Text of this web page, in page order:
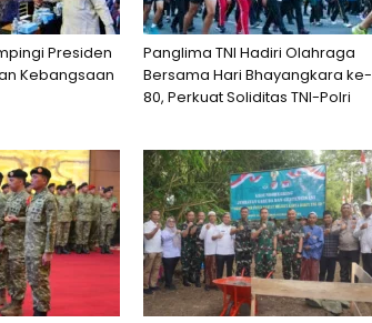
Presiden
Kebangsaan
Panglima TNI Hadiri Olahraga
Bersama Hari Bhayangkara ke-
80, Perkuat Soliditas TNI-Polri